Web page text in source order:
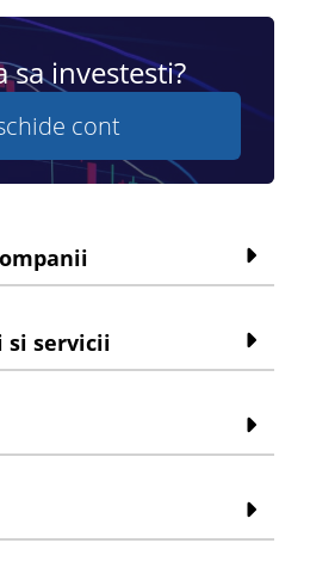
sa investesti?
cont
si servicii